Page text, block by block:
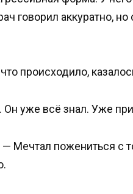
говорил аккуратно, но
происходило,
Он уже всё знал. Уже
Мечтал пожениться с